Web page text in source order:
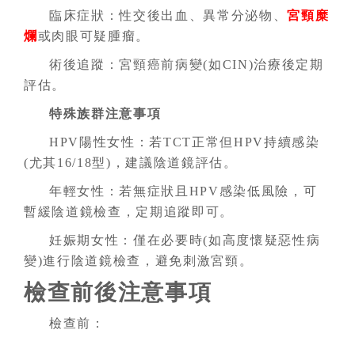
臨床症狀：性交後出血、異常分泌物、宮頸糜
爛或肉眼可疑腫瘤。
術後追蹤：宮頸癌前病變(如CIN)治療後定期
評估。
特殊族群注意事項
HPV陽性女性：若TCT正常但HPV持續感染
(尤其16/18型)，建議陰道鏡評估。
年輕女性：若無症狀且HPV感染低風險，可
暫緩陰道鏡檢查，定期追蹤即可。
妊娠期女性：僅在必要時(如高度懷疑惡性病
變)進行陰道鏡檢查，避免刺激宮頸。
檢查前後注意事項
檢查前：